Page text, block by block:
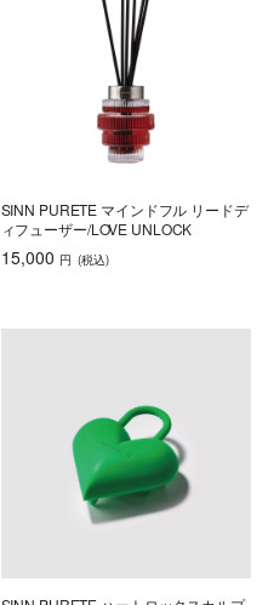
SINN PURETE マインドフル リードデ
ィフューザー/LOVE UNLOCK
15,000 円 (税込)